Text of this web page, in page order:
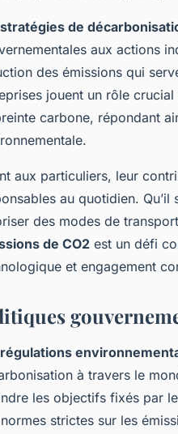
stratégies de
aux actions
des émissions qui
jouent un rôle
carbone, répondant
aux particuliers, leur
au quotidien. Qu’il
des modes de
de CO2 est un défi
et engagement
régulations
à travers le
les objectifs fixés par
strictes sur les